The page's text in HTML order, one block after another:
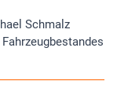
Schmalz